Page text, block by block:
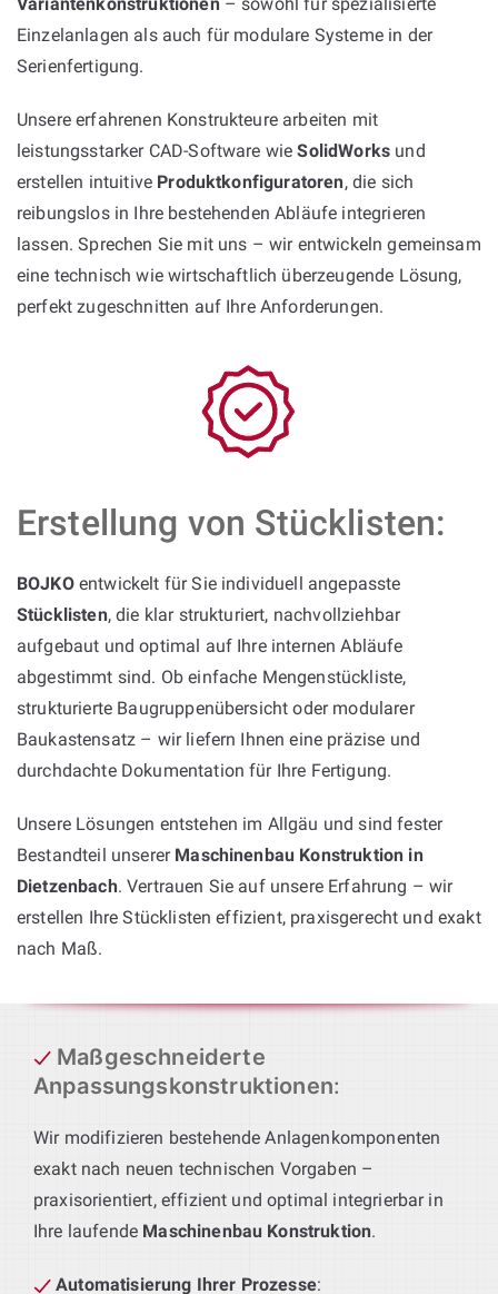
Einzelanlagen als auch für modulare Systeme in der
Serienfertigung.
Unsere erfahrenen Konstrukteure arbeiten mit
leistungsstarker CAD-Software wieSolidWorks und
erstellen intuitive Produktkonfiguratoren, die sich
reibungslos in Ihre bestehenden Abläufe integrieren
lassen. Sprechen Sie mit uns – wir entwickeln gemeinsam
eine technisch wie wirtschaftlich überzeugende Lösung,
perfekt zugeschnitten auf Ihre Anforderungen.
Erstellung von Stücklisten:
BOJKOentwickelt für Sie individuell angepasste
Stücklisten, die klar strukturiert, nachvollziehbar
aufgebaut und optimal auf Ihre internen Abläufe
abgestimmt sind. Ob einfache Mengenstückliste,
strukturierte Baugruppenübersicht oder modularer
Baukastensatz – wir liefern Ihnen eine präzise und
durchdachte Dokumentation für Ihre Fertigung.
Unsere Lösungen entstehen im Allgäu und sind fester
Bestandteil unserer Maschinenbau Konstruktion in
Dietzenbach. Vertrauen Sie auf unsere Erfahrung – wir
erstellen Ihre Stücklisten effizient, praxisgerecht und exakt
nach Maß.
Maßgeschneiderte
Anpassungskonstruktionen:
Wir modifizieren bestehende Anlagenkomponenten
exakt nach neuen technischen Vorgaben –
praxisorientiert, effizient und optimal integrierbar in
Ihre laufende Maschinenbau Konstruktion.
Automatisierung Ihrer Prozesse: